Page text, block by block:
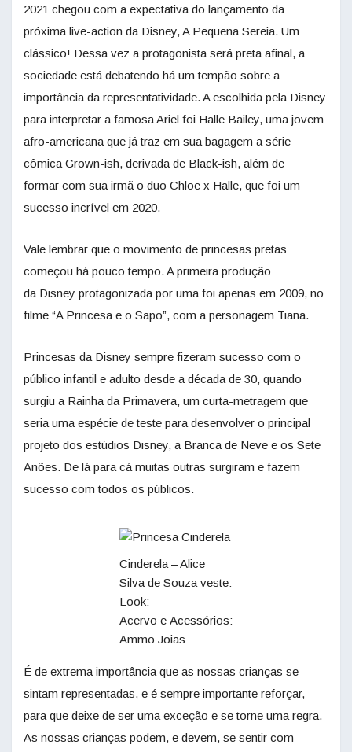
2021 chegou com a expectativa do lançamento da
próxima live-action da Disney, A Pequena Sereia. Um
clássico! Dessa vez a protagonista será preta afinal, a
sociedade está debatendo há um tempão sobre a
importância da representatividade. A escolhida pela Disney
para interpretar a famosa Ariel foi Halle Bailey, uma jovem
afro-americana que já traz em sua bagagem a série
cômica Grown-ish, derivada de Black-ish, além de
formar com sua irmã o duo Chloe x Halle, que foi um
sucesso incrível em 2020.
Vale lembrar que o movimento de princesas pretas
começou há pouco tempo. A primeira produção
da Disney protagonizada por uma foi apenas em 2009, no
filme “A Princesa e o Sapo”, com a personagem Tiana.
Princesas da Disney sempre fizeram sucesso com o
público infantil e adulto desde a década de 30, quando
surgiu a Rainha da Primavera, um curta-metragem que
seria uma espécie de teste para desenvolver o principal
projeto dos estúdios Disney, a Branca de Neve e os Sete
Anões. De lá para cá muitas outras surgiram e fazem
sucesso com todos os públicos.
Cinderela – Alice
Silva de Souza veste:
Look:
Acervo e Acessórios:
Ammo Joias
É de extrema importância que as nossas crianças se
sintam representadas, e é sempre importante reforçar,
para que deixe de ser uma exceção e se torne uma regra.
As nossas crianças podem, e devem, se sentir com